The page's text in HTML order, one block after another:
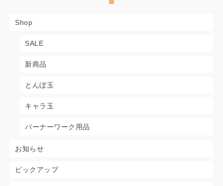
Shop
SALE
新商品
とんぼ玉
キャラ玉
バーナーワーク用品
お知らせ
ピックアップ